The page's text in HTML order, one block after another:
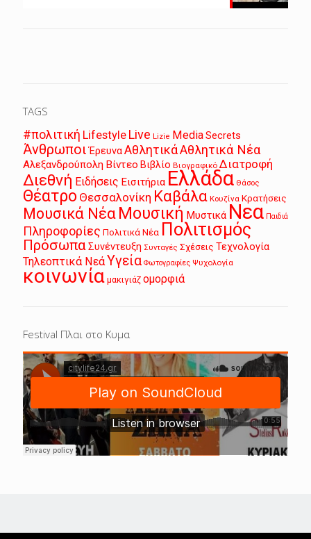
TAGS
#πολιτική Lifestyle Live Lizie MediaSecrets
Άνθρωποι ΈρευναΑθλητικάΑθλητικά Νέα
Αλεξανδρούπολη Βίντεο Βιβλίο Βιογραφικό Διατροφή
Διεθνή Ειδήσεις Εισιτήρια Ελλάδα Θάσος
Θέατρο Θεσσαλονίκη Καβάλα Κουζίνα Κρατήσεις
Μουσικά Νέα Μουσική Μυστικά Νεα Παιδιά
Πληροφορίες Πολιτικά Νέα Πολιτισμός
ΠρόσωπαΣυνέντευξη Συνταγές Σχέσεις Τεχνολογία
Τηλεοπτικά ΝεάΥγεία Φωτογραφίες Ψυχολογία
κοινωνία μακιγιάζ ομορφιά
Festival Πλαι στο Κυμα